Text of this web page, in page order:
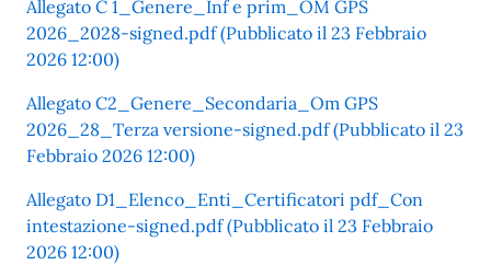
Allegato C 1_Genere_Inf e prim_OM GPS
2026_2028-signed.pdf (Pubblicato il 23 Febbraio
2026 12:00)
Allegato C2_Genere_Secondaria_Om GPS
2026_28_Terza versione-signed.pdf (Pubblicato il 23
Febbraio 2026 12:00)
Allegato D1_Elenco_Enti_Certificatori pdf_Con
intestazione-signed.pdf (Pubblicato il 23 Febbraio
2026 12:00)